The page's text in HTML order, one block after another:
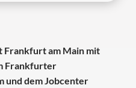
Frankfurt am Main mit
Frankfurter
und dem Jobcenter